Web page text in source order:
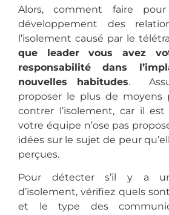
Alors, comment faire
développement des
l’isolement causé par le
que leader vous avez
responsabilité dans
nouvelles habitudes.
proposer le plus de moyens
contrer l’isolement, car il
votre équipe n’ose pas
idées sur le sujet de peur
perçues.
Pour détecter s’il y a
d’isolement, vérifiez quels
et le type des